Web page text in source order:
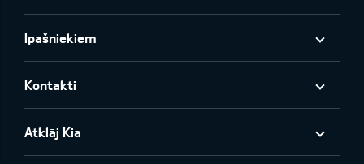
Īpašniekiem
Kontakti
Atklāj Kia